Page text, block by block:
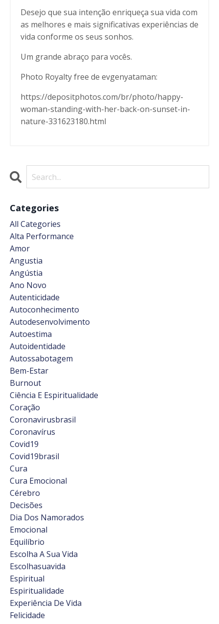
Desejo que sua intenção enriqueça sua vida com
as melhores e mais significativas experiências de
vida conforme os seus sonhos.
Um grande abraço para vocês.
Photo Royalty free de evgenyataman:
https://depositphotos.com/br/photo/happy-
woman-standing-with-her-back-on-sunset-in-
nature-331623180.html
Categories
All Categories
Alta Performance
Amor
Angustia
Angústia
Ano Novo
Autenticidade
Autoconhecimento
Autodesenvolvimento
Autoestima
Autoidentidade
Autossabotagem
Bem-Estar
Burnout
Ciência E Espiritualidade
Coração
Coronavirusbrasil
Coronavírus
Covid19
Covid19brasil
Cura
Cura Emocional
Cérebro
Decisões
Dia Dos Namorados
Emocional
Equilíbrio
Escolha A Sua Vida
Escolhasuavida
Espiritual
Espiritualidade
Experiência De Vida
Felicidade